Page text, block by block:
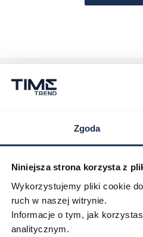
Zgoda
Niniejsza strona korzysta z
Wykorzystujemy pliki cookie
ruch w naszej witrynie.
Informacje o tym, jak
analitycznym.
Za zapis na
Twoje imię
Wpisanie imienia i adresu email do
tym o przysługujących Ci prawach,